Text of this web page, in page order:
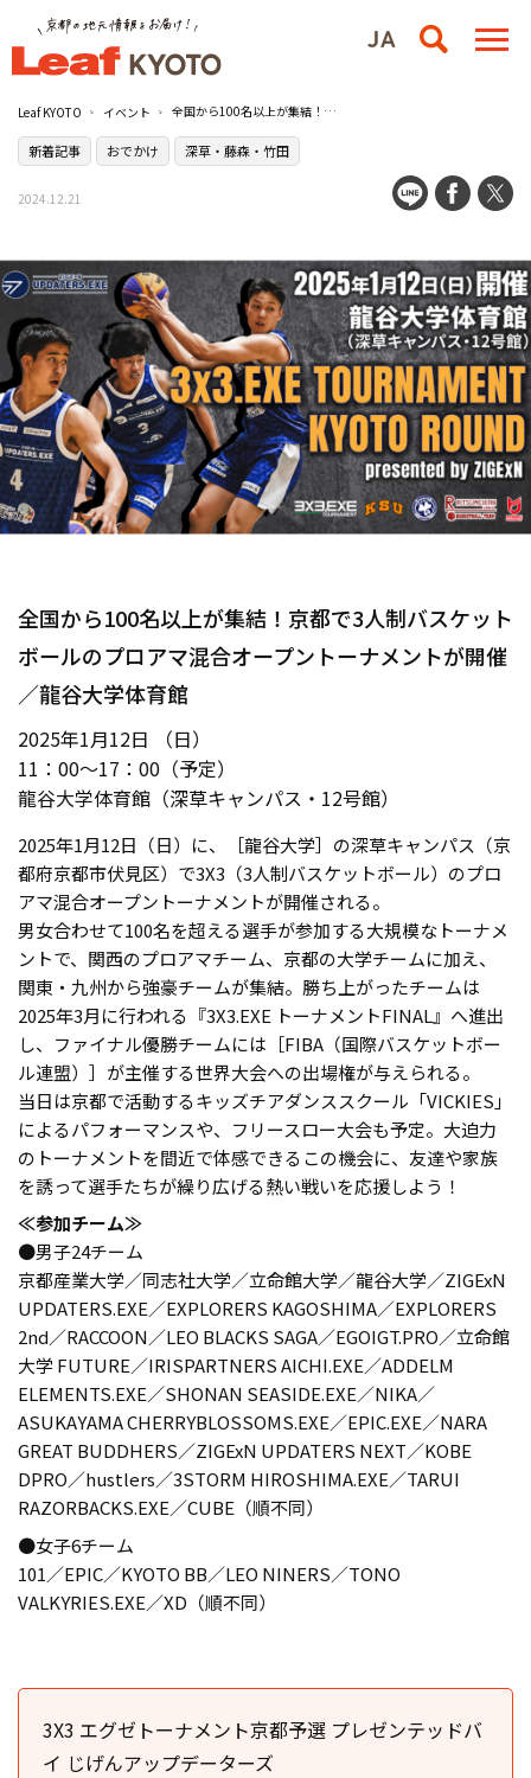
Leaf KYOTO イベント 全国から100名以上が集結！京都で3人制バスケットボールのプロアマ混合オープントーナメントが開催／龍谷大学体育館
新着記事 おでかけ 深草・藤森・竹田
2024.12.21
全国から100名以上が集結！京都で3人制バスケット
ボールのプロアマ混合オープントーナメントが開催
／龍谷大学体育館
2025年1月12日 （日）
11：00～17：00（予定）
龍谷大学体育館（深草キャンパス・12号館）
2025年1月12日（日）に、［龍谷大学］の深草キャンパス（京
都府京都市伏見区）で3X3（3人制バスケットボール）のプロ
アマ混合オープントーナメントが開催される。
男女合わせて100名を超える選手が参加する大規模なトーナメ
ントで、関西のプロアマチーム、京都の大学チームに加え、
関東・九州から強豪チームが集結。勝ち上がったチームは
2025年3月に行われる『3X3.EXE トーナメントFINAL』へ進出
し、ファイナル優勝チームには［FIBA（国際バスケットボー
ル連盟）］が主催する世界大会への出場権が与えられる。
当日は京都で活動するキッズチアダンススクール「VICKIES」
によるパフォーマンスや、フリースロー大会も予定。大迫力
のトーナメントを間近で体感できるこの機会に、友達や家族
を誘って選手たちが繰り広げる熱い戦いを応援しよう！
≪参加チーム≫
●男子24チーム
京都産業大学／同志社大学／立命館大学／龍谷大学／ZIGExN
UPDATERS.EXE／EXPLORERS KAGOSHIMA／EXPLORERS
2nd／RACCOON／LEO BLACKS SAGA／EGOIGT.PRO／立命館
大学 FUTURE／IRISPARTNERS AICHI.EXE／ADDELM
ELEMENTS.EXE／SHONAN SEASIDE.EXE／NIKA／
ASUKAYAMA CHERRYBLOSSOMS.EXE／EPIC.EXE／NARA
GREAT BUDDHERS／ZIGExN UPDATERS NEXT／KOBE
DPRO／hustlers／3STORM HIROSHIMA.EXE／TARUI
RAZORBACKS.EXE／CUBE（順不同）
●女子6チーム
101／EPIC／KYOTO BB／LEO NINERS／TONO
VALKYRIES.EXE／XD（順不同）
3X3 エグゼトーナメント京都予選 プレゼンテッドバ
イ じげんアップデーターズ